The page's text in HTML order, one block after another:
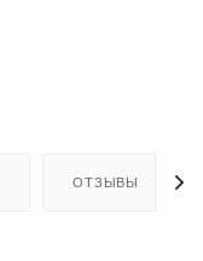
ОТЗЫВЫ